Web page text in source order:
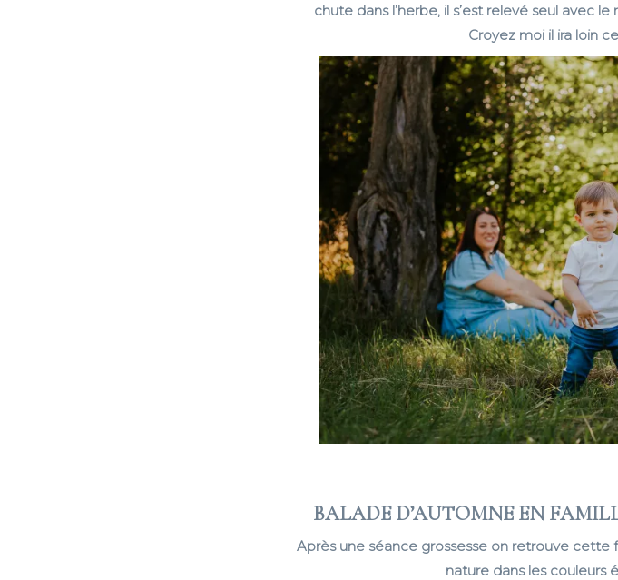
chute dans l’herbe, il s’est relevé seul avec
Croyez moi il ira loin
BALADE D’AUTOMNE EN
Après une séance grossesse on retrouve
nature dans les couleurs